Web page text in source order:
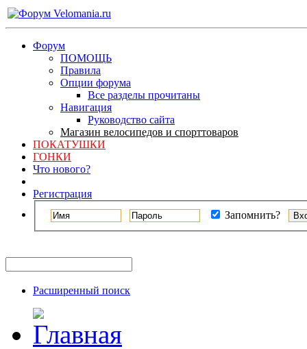
Форум
ПОМОЩЬ
Правила
Опции форума
Все разделы прочитаны
Навигация
Руководство сайта
Магазин велосипедов и спорттоваров
ПОКАТУШКИ
ГОНКИ
Что нового?
Регистрация
Запомнить?
Расширенный поиск